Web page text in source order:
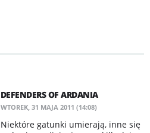
DEFENDERS OF ARDANIA
WTOREK, 31 MAJA 2011 (14:08)
Niektóre gatunki umierają, inne się